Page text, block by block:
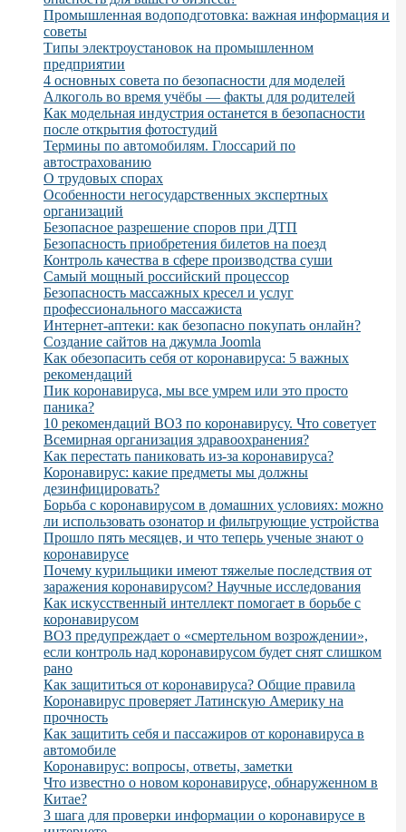
Промышленная водоподготовка: важная информация и
советы
Типы электроустановок на промышленном
предприятии
4 основных совета по безопасности для моделей
Алкоголь во время учёбы — факты для родителей
Как модельная индустрия останется в безопасности
после открытия фотостудий
Термины по автомобилям. Глоссарий по
автострахованию
О трудовых спорах
Особенности негосударственных экспертных
организаций
Безопасное разрешение споров при ДТП
Безопасность приобретения билетов на поезд
Контроль качества в сфере производства суши
Самый мощный российский процессор
Безопасность массажных кресел и услуг
профессионального массажиста
Интернет-аптеки: как безопасно покупать онлайн?
Создание сайтов на джумла Joomla
Как обезопасить себя от коронавируса: 5 важных
рекомендаций
Пик коронавируса, мы все умрем или это просто
паника?
10 рекомендаций ВОЗ по коронавирусу. Что советует
Всемирная организация здравоохранения?
Как перестать паниковать из-за коронавируса?
Коронавирус: какие предметы мы должны
дезинфицировать?
Борьба с коронавирусом в домашних условиях: можно
ли использовать озонатор и фильтрующие устройства
Прошло пять месяцев, и что теперь ученые знают о
коронавирусе
Почему курильщики имеют тяжелые последствия от
заражения коронавирусом? Научные исследования
Как искусственный интеллект помогает в борьбе с
коронавирусом
ВОЗ предупреждает о «смертельном возрождении»,
если контроль над коронавирусом будет снят слишком
рано
Как защититься от коронавируса? Общие правила
Коронавирус проверяет Латинскую Америку на
прочность
Как защитить себя и пассажиров от коронавируса в
автомобиле
Коронавирус: вопросы, ответы, заметки
Что известно о новом коронавирусе, обнаруженном в
Китае?
3 шага для проверки информации о коронавирусе в